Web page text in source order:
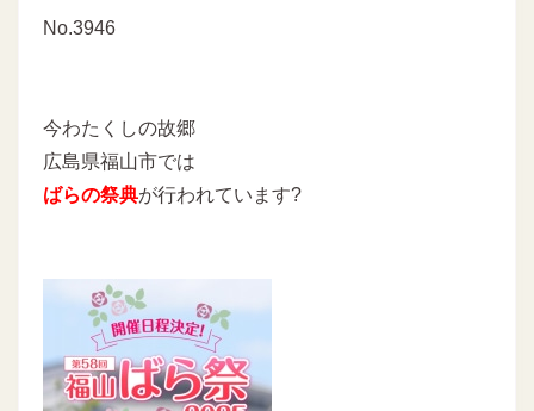
No.3946
今わたくしの故郷
広島県福山市では
ばらの祭典が行われています?